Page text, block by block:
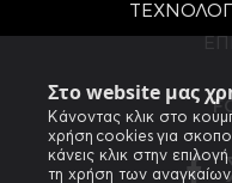
Στο website μας
Κάνοντας κλικ στο
χρήση cookies για
κάνεις κλικ στην
τη χρήση των